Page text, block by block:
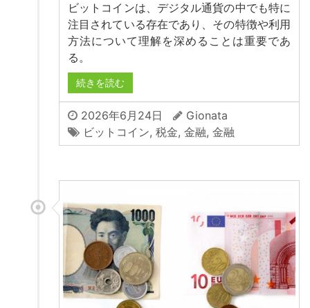
ビットコインは、デジタル通貨の中でも特に
注目されている存在であり、その特徴や利用
方法について理解を深めることは重要であ
る。
続きを読む
2026年6月24日
Gionata
ビットコイン, 税金, 金融, 金融